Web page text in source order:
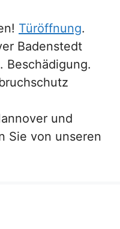
Türöffnung.
Badenstedt
Beschädigung.
und
Sie von unseren